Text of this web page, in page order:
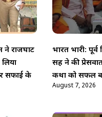
ने राजघाट
सफाई के
भारत भारी: पूर्व
सिंह ने की
कथा को सफल
August 7, 2026